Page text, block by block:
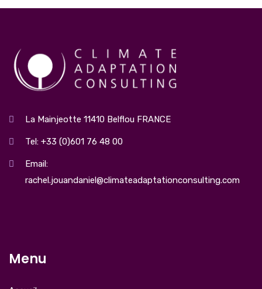
La Mainjeotte 11410 Belflou FRANCE
Tel: +33 (0)601 76 48 00
Email:
rachel.jouandaniel@climateadaptationconsulting.com
Menu